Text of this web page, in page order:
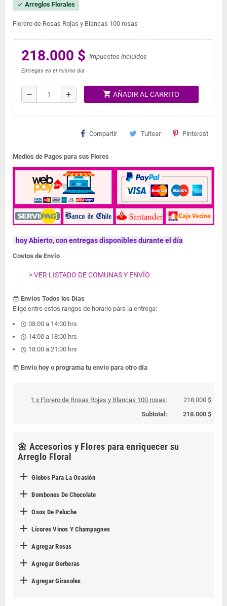
check Arreglos Florales
Florero de Rosas Rojas y Blancas 100 rosas
218.000 $ Impuestos incluidos
Entregas en el mismo dia
remove add shopping_cart AÑADIR AL CARRITO
Compartir Tuitear Pinterest
Medios de Pagos para sus Flores
hoy Abierto, con entregas disponibles durante el día
Costos de Envío
> VER LISTADO DE COMUNAS Y ENVÍO
event_available Envíos Todos los Días
Elige entre estos rangos de horario para la entrega:
schedule 08:00 a 14:00 hrs
schedule 14:00 a 18:00 hrs
schedule 18:00 a 21:00 hrs
today Envío hoy o programa tu envío para otro día
1 x Florero de Rosas Rojas y Blancas 100 rosas:
218.000 $
Subtotal:
218.000 $
🌼 Accesorios y Flores para enriquecer su
Arreglo Floral
 Globos Para La Ocasión
 Bombones De Chocolate
 Osos De Peluche
 Licores Vinos Y Champagnes
 Agregar Rosas
 Agregar Gerberas
 Agregar Girasoles